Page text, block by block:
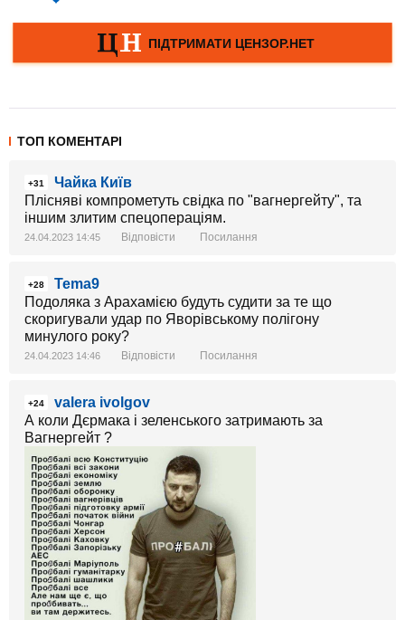
ТОП КОМЕНТАРІ
+31
Чайка Київ
Плісняві компрометуть свідка по "вагнергейту", та
іншим злитим спецопераціям.
24.04.2023 14:45 Відповісти Посилання
+28
Tema9
Подоляка з Арахамією будуть судити за те що
скоригували удар по Яворівському полігону
минулого року?
24.04.2023 14:46 Відповісти Посилання
+24
valera ivolgov
А коли Дєрмака і зеленського затримають за
Вагнергейт ?